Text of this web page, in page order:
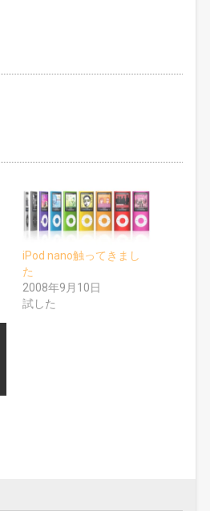
iPod nano触ってきまし
た
2008年9月10日
試した